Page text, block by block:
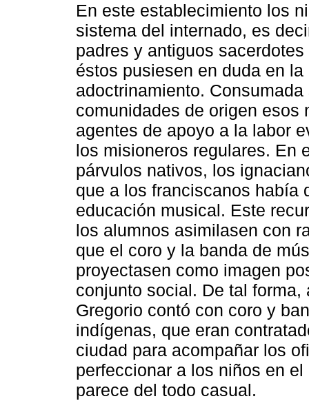
En este establecimiento los
sistema del internado, es
padres y antiguos
éstos pusiesen en duda en
adoctrinamiento.
comunidades de origen esos
agentes de apoyo a la labor
los misioneros regulares. En
párvulos nativos, los
que a los franciscanos había
educación musical. Este
los alumnos asimilasen con
que el coro y la banda de
proyectasen como imagen
conjunto social. De tal
Gregorio contó con coro y
indígenas, que eran
ciudad para acompañar los
perfeccionar a los niños en
parece del todo casual.